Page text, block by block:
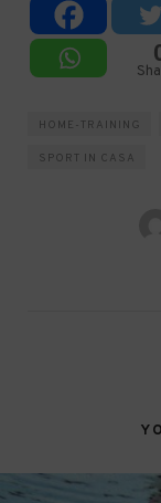
HOME-TRAINING
SPORT IN CASA